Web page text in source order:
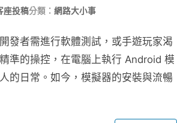
座投稿分類： 網路大小事
發者需進行軟體測試，或手遊玩家渴
準的操控，在電腦上執行 Android 模
的日常。如今，模擬器的安裝與流暢